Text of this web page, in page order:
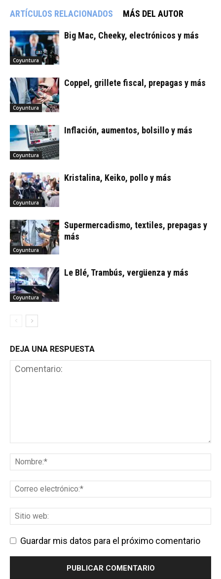
ARTÍCULOS RELACIONADOS MÁS DEL AUTOR
Coyuntura
Big Mac, Cheeky, electrónicos y más
Coyuntura
Coppel, grillete fiscal, prepagas y más
Coyuntura
Inflación, aumentos, bolsillo y más
Coyuntura
Kristalina, Keiko, pollo y más
Coyuntura
Supermercadismo, textiles, prepagas y
más
Coyuntura
Le Blé, Trambús, vergüenza y más
DEJA UNA RESPUESTA
Guardar mis datos para el próximo comentario